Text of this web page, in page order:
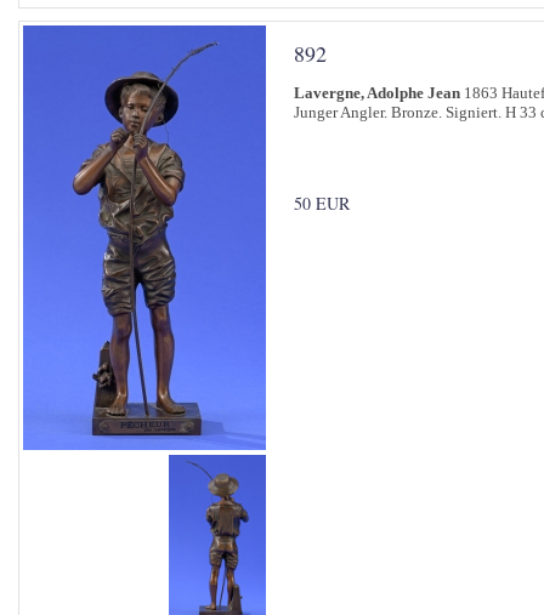
892
Lavergne, Adolphe Jean 1863
Junger Angler. Bronze. Signiert. H 33
50 EUR